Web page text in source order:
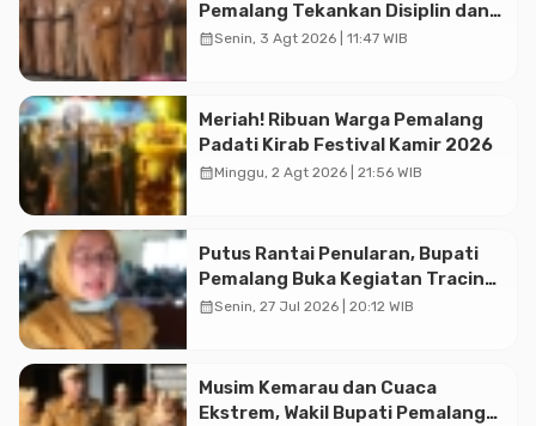
Advertisment
Pemalang Tekankan Disiplin dan
Soliditas ASN untuk Pelayanan
calendar_monthSenin, 3 Agt 2026 | 11:47 WIB
Meriah! Ribuan Warga Pemalang
Padati Kirab Festival Kamir 2026
calendar_monthMinggu, 2 Agt 2026 | 21:56 WIB
Putus Rantai Penularan, Bupati
Pemalang Buka Kegiatan Tracing
TBC Terintegrasi di Mulyoharjo
calendar_monthSenin, 27 Jul 2026 | 20:12 WIB
Musim Kemarau dan Cuaca
Ekstrem, Wakil Bupati Pemalang